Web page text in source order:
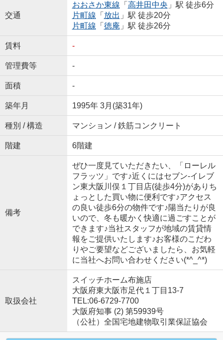
交通
おおさか東線 「 高井田中央 」駅 徒歩6分
片町線 「 放出 」駅 徒歩20分
片町線 「 徳庵 」駅 徒歩26分
賃料 -
管理費等 -
面積 -
築年月 1995年 3月(築31年)
種別 / 構造 マンション / 鉄筋コンクリート
階建 6階建
備考
ぜひ一度見ていただきたい、「ローレル
フラッツ」です♪近くにはセブン-イレブ
ン東大阪川俣１丁目店(徒歩4分)がありち
ょっとした買い物に便利です♪アクセス
の良い徒歩6分の物件です♪陽当たりが良
いので、冬も暖かく快適に過ごすことが
できます♪当社スタッフが地域の賃貸情
報をご提供いたします♪お客様のこだわ
りやご要望などございましたら、お気軽
に当社へお問い合わせください(*^_^*)
取扱会社
スイッチホーム布施店
大阪府東大阪市足代１丁目13-7
TEL:06-6729-7700
大阪府知事 (2) 第59939号
（公社）全国宅地建物取引業保証協会